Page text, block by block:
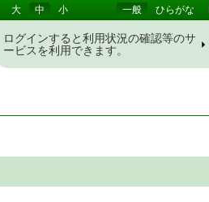
大 中 小 一般 ひらがな
ログインすると利用状況の確認等のサ
ービスを利用できます。